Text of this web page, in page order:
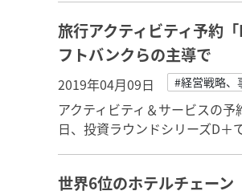
旅行アクティビティ予約
フトバンクらの主導で
2019年04月09日 #経営戦略、
アクティビティ＆サービスの
日、投資ラウンドシリーズD＋
世界6位のホテルチェーン